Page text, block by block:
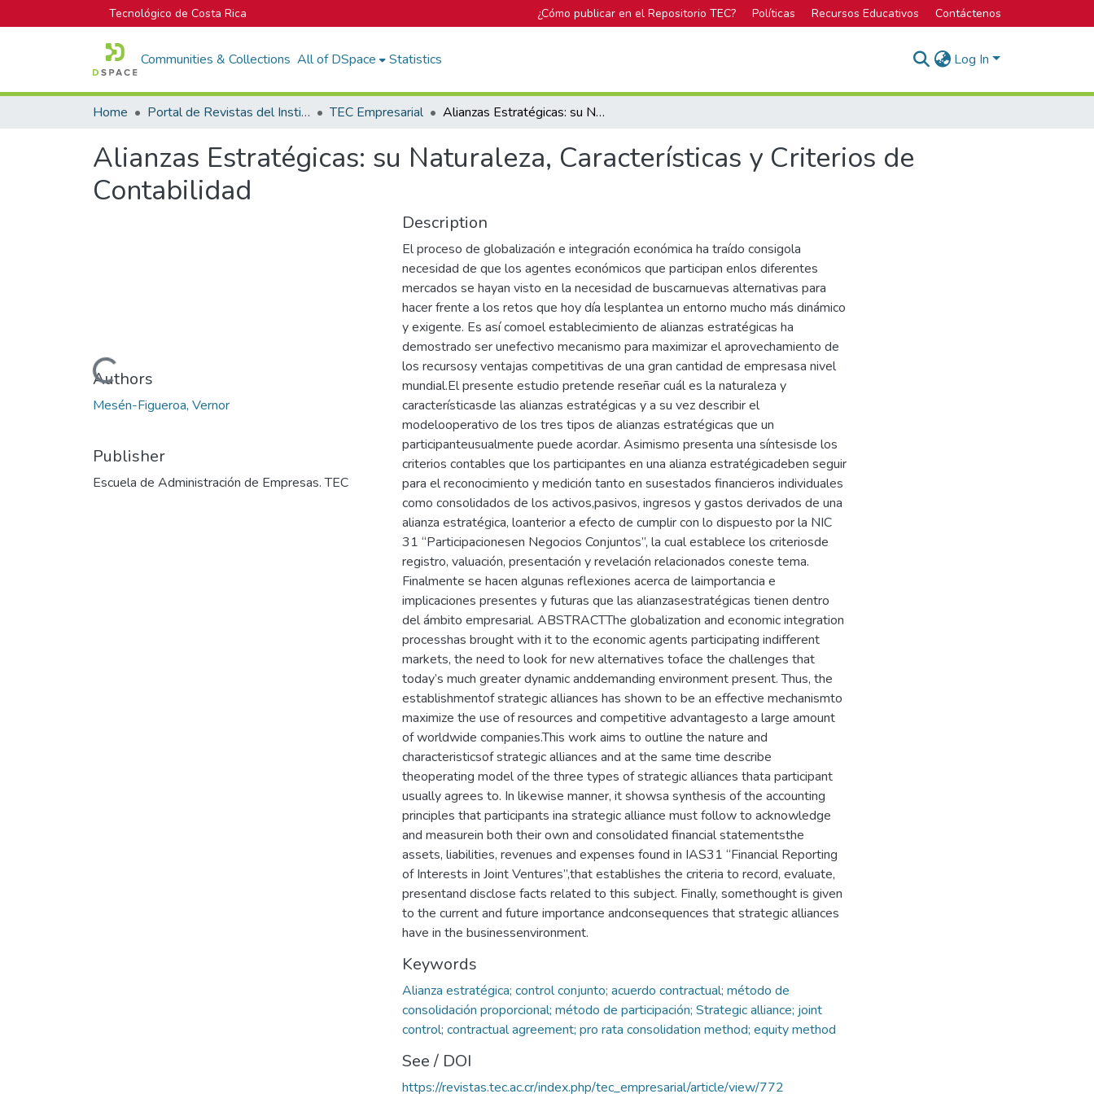
Tecnológico de Costa Rica ¿Cómo publicar en el Repositorio TEC? Políticas Recursos Educativos Contáctenos
Communities & Collections All of DSpace Statistics Log In
Home Portal de Revistas del Instituto Tecnológico de Costa Rica TEC Empresarial Alianzas Estratégicas: su Naturaleza, Características y Criterios de Contabilidad
Alianzas Estratégicas: su Naturaleza, Características y Criterios de
Contabilidad
Loading...
Authors
Mesén-Figueroa, Vernor
Publisher
Escuela de Administración de Empresas. TEC
Description
El proceso de globalización e integración económica ha traído consigola
necesidad de que los agentes económicos que participan enlos diferentes
mercados se hayan visto en la necesidad de buscarnuevas alternativas para
hacer frente a los retos que hoy día lesplantea un entorno mucho más dinámico
y exigente. Es así comoel establecimiento de alianzas estratégicas ha
demostrado ser unefectivo mecanismo para maximizar el aprovechamiento de
los recursosy ventajas competitivas de una gran cantidad de empresasa nivel
mundial.El presente estudio pretende reseñar cuál es la naturaleza y
característicasde las alianzas estratégicas y a su vez describir el
modelooperativo de los tres tipos de alianzas estratégicas que un
participanteusualmente puede acordar. Asimismo presenta una síntesisde los
criterios contables que los participantes en una alianza estratégicadeben seguir
para el reconocimiento y medición tanto en susestados financieros individuales
como consolidados de los activos,pasivos, ingresos y gastos derivados de una
alianza estratégica, loanterior a efecto de cumplir con lo dispuesto por la NIC
31 “Participacionesen Negocios Conjuntos”, la cual establece los criteriosde
registro, valuación, presentación y revelación relacionados coneste tema.
Finalmente se hacen algunas reflexiones acerca de laimportancia e
implicaciones presentes y futuras que las alianzasestratégicas tienen dentro
del ámbito empresarial. ABSTRACTThe globalization and economic integration
processhas brought with it to the economic agents participating indifferent
markets, the need to look for new alternatives toface the challenges that
today’s much greater dynamic anddemanding environment present. Thus, the
establishmentof strategic alliances has shown to be an effective mechanismto
maximize the use of resources and competitive advantagesto a large amount
of worldwide companies.This work aims to outline the nature and
characteristicsof strategic alliances and at the same time describe
theoperating model of the three types of strategic alliances thata participant
usually agrees to. In likewise manner, it showsa synthesis of the accounting
principles that participants ina strategic alliance must follow to acknowledge
and measurein both their own and consolidated financial statementsthe
assets, liabilities, revenues and expenses found in IAS31 “Financial Reporting
of Interests in Joint Ventures”,that establishes the criteria to record, evaluate,
presentand disclose facts related to this subject. Finally, somethought is given
to the current and future importance andconsequences that strategic alliances
have in the businessenvironment.
Keywords
Alianza estratégica; control conjunto; acuerdo contractual; método de
consolidación proporcional; método de participación; Strategic alliance; joint
control; contractual agreement; pro rata consolidation method; equity method
See / DOI
https://revistas.tec.ac.cr/index.php/tec_empresarial/article/view/772